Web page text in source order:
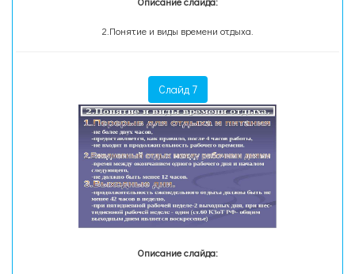
2.Понятие и виды времени отдыха.
Слайд 7
Описание слайда: